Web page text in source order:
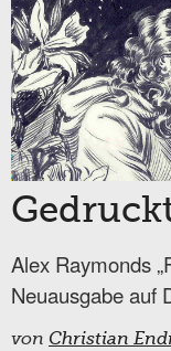
Alex Raymonds
Neuausgabe auf
von Christian